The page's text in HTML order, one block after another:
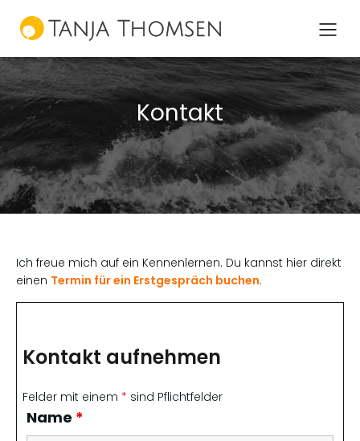
Kontakt
Ich freue mich auf ein Kennenlernen. Du kannst hier direkt
einen Termin für ein Erstgespräch buchen.
Kontakt aufnehmen
Felder mit einem * sind Pflichtfelder
Name *